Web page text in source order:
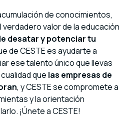
de conocimientos,
valor de la educación
desatar y potenciar tu
de CESTE es ayudarte a
ese talento único que llevas
que las empresas de
, y CESTE se compromete a
y la orientación
¡Únete a CESTE!